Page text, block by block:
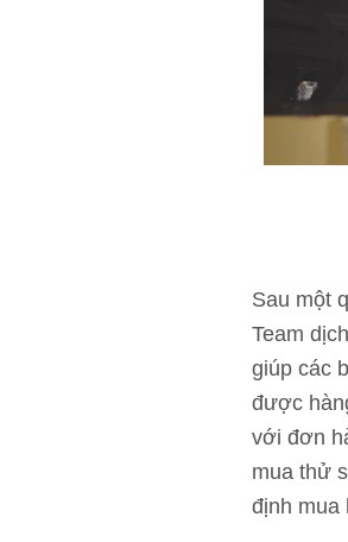
Sau một
Team
giúp các
được
với đơn
mua thử
định mua